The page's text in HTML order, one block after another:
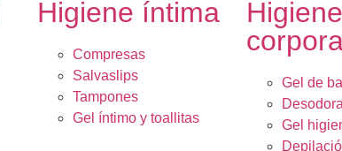
Higiene íntima
Compresas
Salvaslips
Tampones
Gel íntimo y toallitas
Higiene
Gel de
Gel